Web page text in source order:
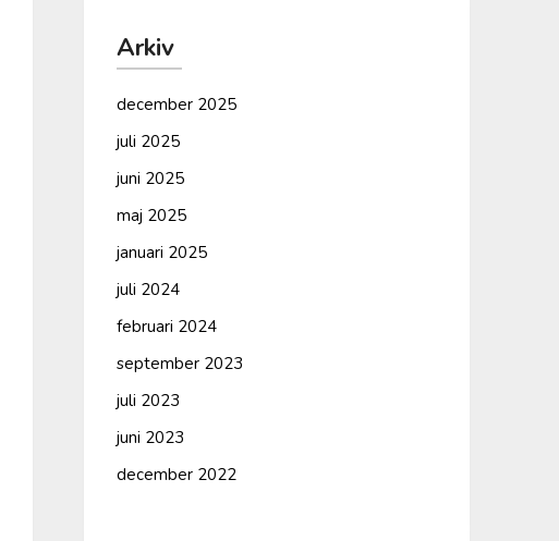
Arkiv
december 2025
juli 2025
juni 2025
maj 2025
januari 2025
juli 2024
februari 2024
september 2023
juli 2023
juni 2023
december 2022